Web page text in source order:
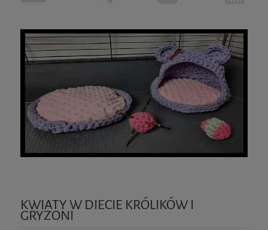
KWIATY W DIECIE KRÓLIKÓW I
GRYZONI